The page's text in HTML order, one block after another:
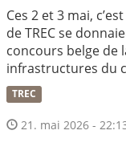
Ces 2 et 3 mai,
de TREC se
concours belge de
infrastructures du
TREC
21. mai 2026 -